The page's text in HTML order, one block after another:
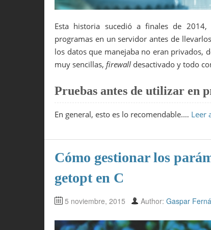
Esta historia sucedió a finales de
programas en un servidor antes de
los datos que manejaba no eran privados,
muy sencillas, firewall desactivado y todo
Pruebas antes de utilizar en
En general, esto es lo recomendable.… Leer
Cómo gestionar los
getopt en C
5 noviembre, 2015 Author: Gaspar